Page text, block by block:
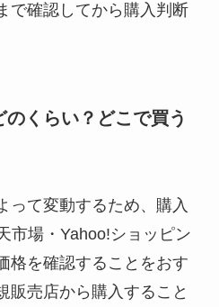
で確認してから購入判断
くらい？どこで買う
って変動するため、購入
市場・Yahoo!ショッピン
格を確認することをおす
販売店から購入すること